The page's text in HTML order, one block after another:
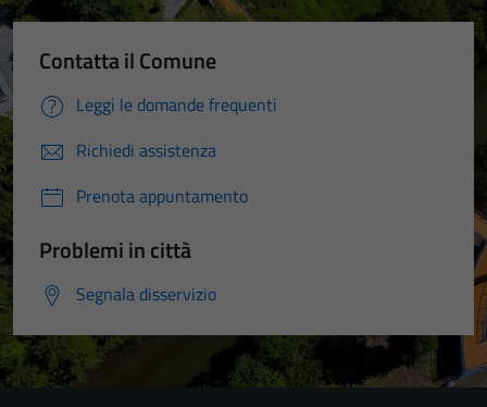
Contatta il Comune
Leggi le domande frequenti
Richiedi assistenza
Prenota appuntamento
Problemi in città
Segnala disservizio